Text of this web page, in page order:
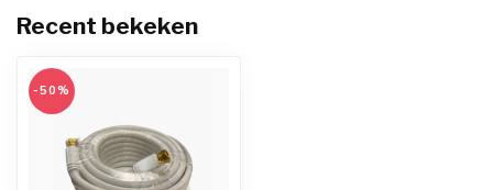
Recent bekeken
-50%